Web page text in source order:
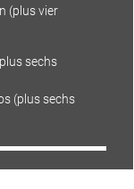
(plus vier
sechs
(plus sechs